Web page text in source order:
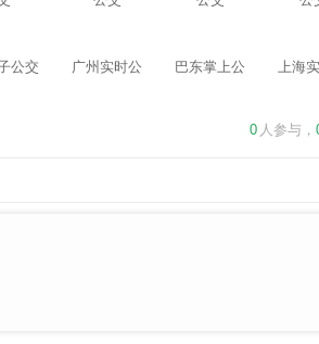
公交
广州实时公
巴东掌上公
上海
0 人参与，